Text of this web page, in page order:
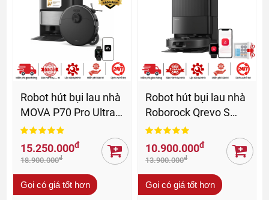
Robot hút bụi lau nhà
MOVA P70 Pro Ultra -
BH 36 Th
15.250.000đ
18.900.000đ
Gọi có giá tốt hơn
Robot hút bụi lau nhà
Roborock Qrevo S
Pro - BH 24 Th
10.900.000đ
13.900.000đ
Gọi có giá tốt hơn